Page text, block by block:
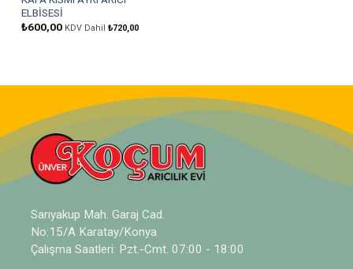
ELBİSESİ
₺600,00 KDV Dahil ₺720,00
Sarıyakup Mah. Garaj Cad.
No:15/A Karatay/Konya
Çalışma Saatleri: Pzt.-Cmt. 07:00 - 18:00